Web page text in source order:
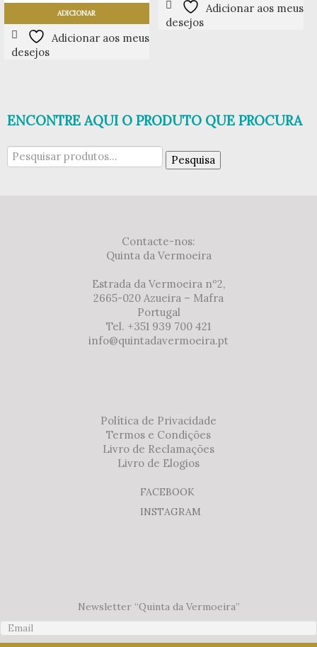
ADICIONAR
Adicionar aos meus
desejos
Adicionar aos meus
desejos
ENCONTRE AQUI O PRODUTO QUE PROCURA
Pesquisar
por:
Pesquisa
Contacte-nos:
Quinta da Vermoeira
Estrada da Vermoeira nº2,
2665-020 Azueira – Mafra
Portugal
Tel. +351 939 700 421
info@quintadavermoeira.pt
Política de Privacidade
Termos e Condições
Livro de Reclamações
Livro de Elogios
FACEBOOK
INSTAGRAM
Newsletter “Quinta da Vermoeira”